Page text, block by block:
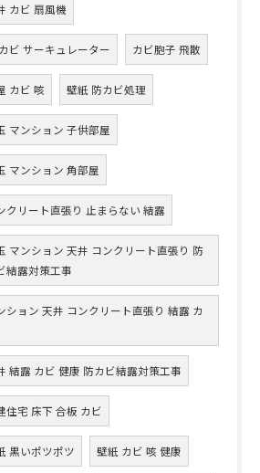
カビ 扇風機
ビ サーキュレーター カビ胞子 飛散
カビ 咳 壁紙 防カビ処理
マンション 子供部屋
マンション 角部屋
クリート直張り 止まらない 結露
マンション 天井 コンクリート直張り 防
結露対策工事
ション 天井 コンクリート直張り 結露 カ
結露 カビ 健康 防カビ結露対策工事
住宅 床下 合板 カビ
黒いポツポツ 壁紙 カビ 咳 健康